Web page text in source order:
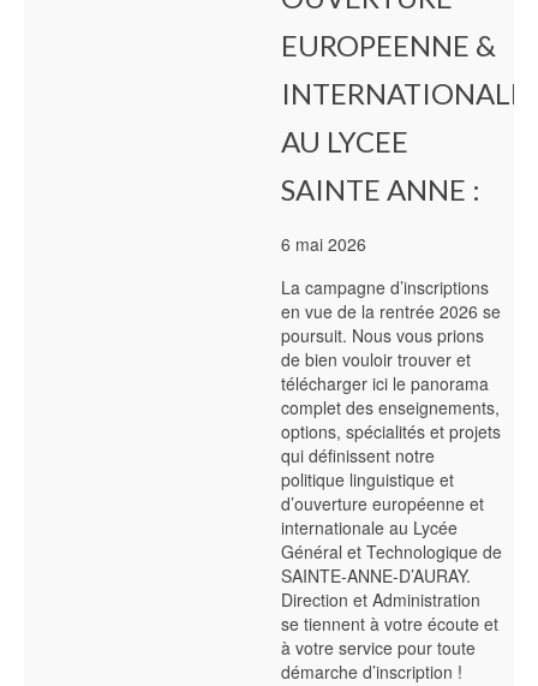
EUROPEENNE &
INTERNATIONALE
AU LYCEE
SAINTE ANNE :
6 mai 2026
La campagne d’inscriptions
en vue de la rentrée 2026 se
poursuit. Nous vous prions
de bien vouloir trouver et
télécharger ici le panorama
complet des enseignements,
options, spécialités et projets
qui définissent notre
politique linguistique et
d’ouverture européenne et
internationale au Lycée
Général et Technologique de
SAINTE-ANNE-D’AURAY.
Direction et Administration
se tiennent à votre écoute et
à votre service pour toute
démarche d’inscription !